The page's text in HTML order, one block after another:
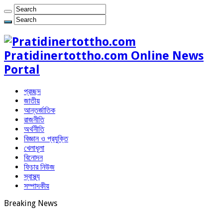
Pratidinertottho.com Online News
Portal
প্রচ্ছদ
জাতীয়
আন্তর্জাতিক
রাজনীতি
অর্থনীতি
বিজ্ঞান ও প্রযুক্তি
খেলাধূলা
বিনোদন
ফিচার নিউজ
স্বাস্থ্য
সম্পাদকীয়
Breaking News